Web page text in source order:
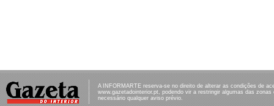
A INFORMARTE reserva-se no direito de alterar as condições de
www.gazetadointerior.pt, podendo vir a restringir algumas das
necessário qualquer aviso prévio.